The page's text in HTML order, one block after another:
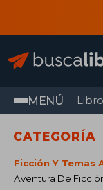
MENÚ
CATEGORÍA
Ficción Y Temas
Aventura De